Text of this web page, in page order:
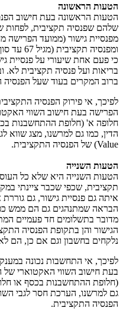
הטעות הראשונה
הטעות הראשונה בעת חישוב
שלהם שפנסיה תקציבית, לפחות
ומפנסיה
כי פעם אחת שיעורי על פנסיית
בריאות ועל פנסיה תקציבית לא.
ברוב המקרים בעוד שעל הפנסיה
לפיכך, אי פירוק הפנסיה
הפרישה בעת חישוב השווי
חלופה א' (חלופת ההתחשבנות
Value) של הפנסיה התקציבית.
הטעות השנייה
הטעות השנייה היא שלא כל
תקציבית, שכפי שכבר ציינתי
איתה גם פנסיית גישור, גם
הבראה שמתנהגים גם הם ממש
מדובר בתשלומים חד פעמיים
הגישור והן בתקופת הפנסיה
נלקחים בחשבון וגם אם כן, הם
לפיכך, אי התחשבות נכונה
בעת חישוב השווי האקטוארי
(חלופת ההתחשבנות בכסף או
הפנסיה התקציבית.